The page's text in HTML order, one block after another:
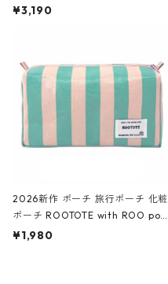
ファスナーポーチ 撥水加工 トラベ
ーガンディー、オフホワイト
¥3,190
2026新作 ポーチ 旅行ポーチ 化粧
ポーチ ROOTOTE with ROO pou
ch 3532 ルートート WR.ポーチ.ラ
¥1,980